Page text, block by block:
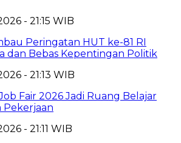
- 21:15 WIB
Peringatan HUT ke-81 RI
dan Bebas Kepentingan Politik
- 21:13 WIB
Fair 2026 Jadi Ruang Belajar
Pekerjaan
- 21:11 WIB